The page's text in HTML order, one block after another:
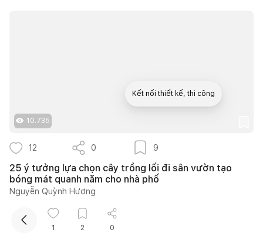
10.735
12 0 9
25 ý tưởng lựa chọn cây trồng lối đi sân vườn tạo
bóng mát quanh năm cho nhà phố
Nguyễn Quỳnh Hương
1 2 0
Kết nối thiết kế, thi công